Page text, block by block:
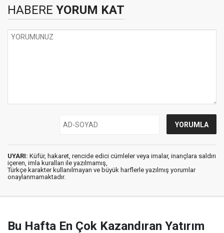
HABERE YORUM KAT
UYARI: Küfür, hakaret, rencide edici cümleler veya imalar, inançlara saldırı
içeren, imla kuralları ile yazılmamış,
Türkçe karakter kullanılmayan ve büyük harflerle yazılmış yorumlar
onaylanmamaktadır.
Bu Hafta En Çok Kazandıran Yatırım